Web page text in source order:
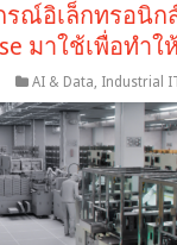
ณ์อิเล็กทรอนิก
มาใช้เพื่อทํา
AI & Data, Industrial